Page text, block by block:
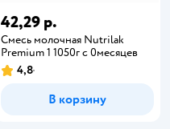
42,29 р.
Смесь молочная Nutrilak
Premium 1 1050г с 0месяцев
4,8
В корзину